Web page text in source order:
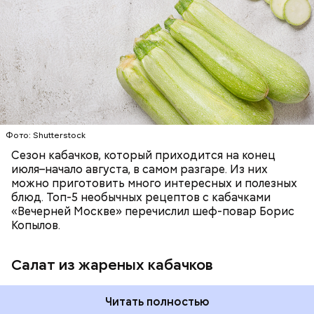
Фото: Shutterstock
Сезон кабачков, который приходится на конец
июля–начало августа, в самом разгаре. Из них
можно приготовить много интересных и полезных
блюд. Топ-5 необычных рецептов с кабачками
«Вечерней Москве» перечислил шеф-повар Борис
Копылов.
Салат из жареных кабачков
Читать полностью
ЕДА ОВОЩИ РЕЦЕПТЫ
кремний — укрепляет кости, зубы, волосы и
Вред дыни
Фото: Shutterstock
А врач-эндокринолог Алексей Калинчев рассказал,
что существует множество блюд, где используют
— Наиболее распространенные борщ, щи, котлеты,
салаты, лаваш с творогом и сыром, пироги, омлет,
запеканка. Щавеля там везде используется
немного, поэтому никакого вреда от него не будет.
Чем разнообразнее рацион питания человека, тем
лучше. Потому что это исключает вероятность
возникновения дефицитов микроэлементов, —
заверил специалист.